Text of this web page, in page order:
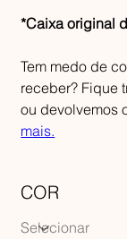
*Caixa original
Tem medo de
receber? Fique
ou devolvemos
mais.
COR